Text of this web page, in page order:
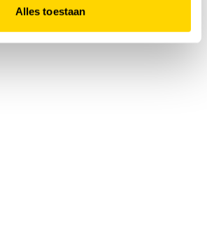
Alles toestaan